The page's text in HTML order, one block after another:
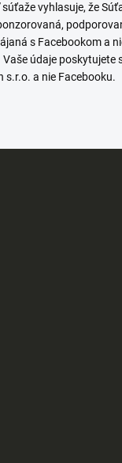
vyhlasuje, že
s Facebookom a
Vaše údaje poskytujete
s.r.o. a nie Facebooku.